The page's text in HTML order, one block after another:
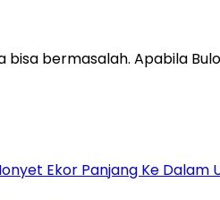
bisa bermasalah. Apabila
Ekor Panjang Ke